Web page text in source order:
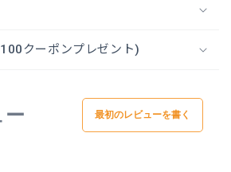
クーポンプレゼント)
最初のレビューを書く